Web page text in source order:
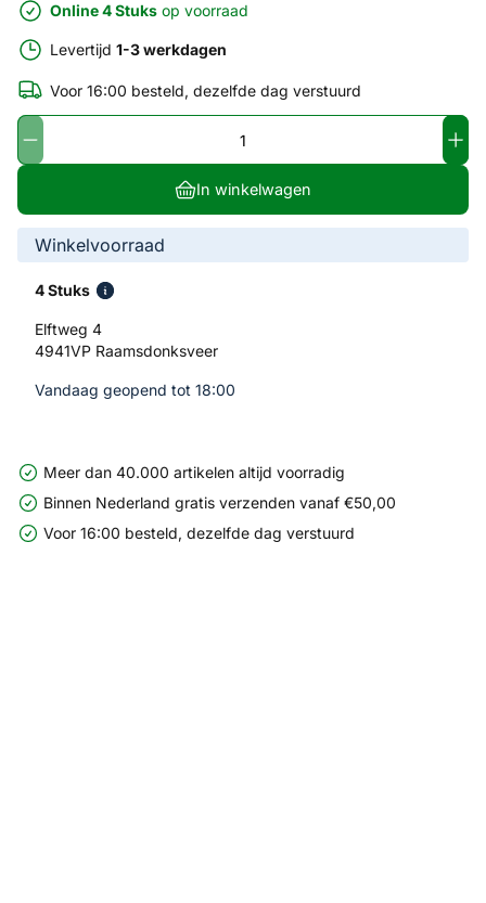
Online 4 Stuks op voorraad
Levertijd 1-3 werkdagen
Voor 16:00 besteld, dezelfde dag verstuurd
In winkelwagen
Winkelvoorraad
4 Stuks
Elftweg 4
4941VP Raamsdonksveer
Vandaag geopend tot 18:00
Meer dan 40.000 artikelen altijd voorradig
Binnen Nederland gratis verzenden vanaf €50,00
Voor 16:00 besteld, dezelfde dag verstuurd